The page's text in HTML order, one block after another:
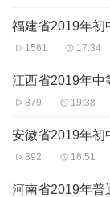
福建省2019年初
1561 17:34
江西省2019年中
879 19:38
安徽省2019年初
892 16:51
河南省2019年普